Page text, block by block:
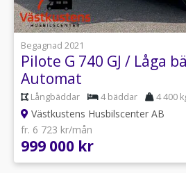
1
Begagnad 2021
Pilote G 740 GJ / Låga
Automat
Långbäddar 4 bäddar 4 400
Västkustens Husbilscenter AB
fr. 6 723 kr/mån
999 000 kr